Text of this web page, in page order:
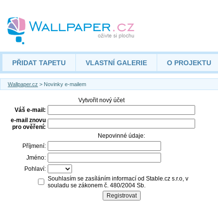
PŘIDAT TAPETU VLASTNÍ GALERIE O PROJEKTU
Wallpaper.cz > Novinky e-mailem